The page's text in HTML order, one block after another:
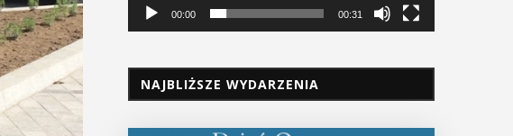
00:00 00:31
NAJBLIŻSZE WYDARZENIA